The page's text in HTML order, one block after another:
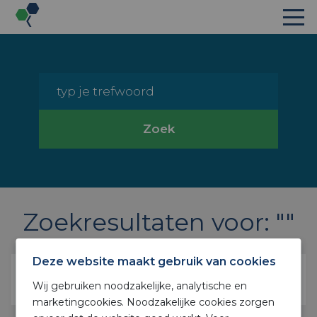
Zoek
Zoekresultaten voor: ""
Deze website maakt gebruik van cookies
Wij gebruiken noodzakelijke, analytische en
marketingcookies. Noodzakelijke cookies zorgen